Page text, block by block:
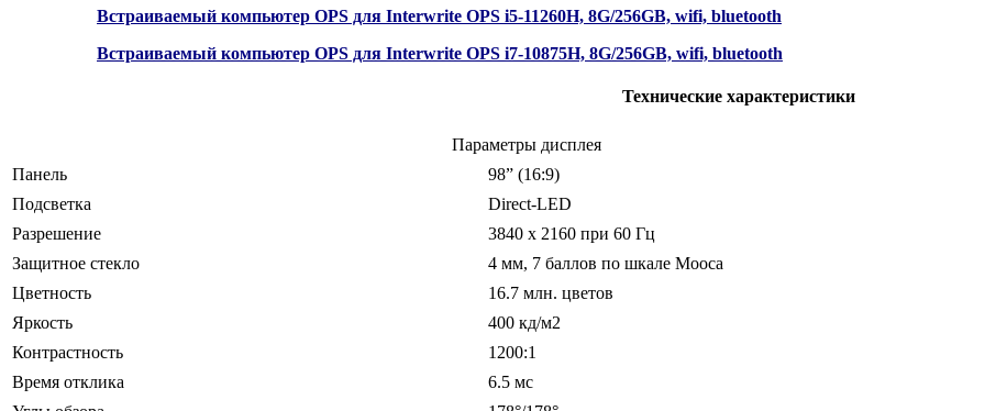
Встраиваемый компьютер OPS для Interwrite OPS i5-11260H, 8G/256GB, wifi, bluetooth
Встраиваемый компьютер OPS для Interwrite OPS i7-10875H, 8G/256GB, wifi, bluetooth
Технические характеристики
Параметры дисплея
Панель
98” (16:9)
Подсветка
Direct-LED
Разрешение
3840 x 2160 при 60 Гц
Защитное стекло
4 мм, 7 баллов по шкале Мооса
Цветность
16.7 млн. цветов
Яркость
400 кд/м2
Контрастность
1200:1
Время отклика
6.5 мс